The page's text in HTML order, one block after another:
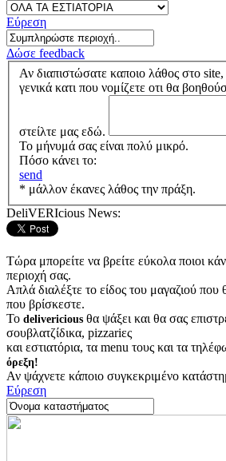
Εύρεση
Δώσε feedback
Αν διαπιστώσατε καποιο λάθος στο
γενικά κατι που νομίζετε οτι θα
στείλτε μας εδώ.
Το μήνυμά σας είναι πολύ μικρό.
Πόσο κάνει το:
send
* μάλλον έκανες λάθος την πράξη.
DeliVERIcious News:
Τώρα μπορείτε να βρείτε εύκολα ποιοι
περιοχή σας.
Απλά διαλέξτε το είδος του μαγαζιού που
που βρίσκεστε.
Το delivericious θα ψάξει και θα σας
σουβλατζίδικα, pizzariες
και εστιατόρια, τα menu τους και τα
όρεξη!
Αν ψάχνετε κάποιο συγκεκριμένο
Εύρεση